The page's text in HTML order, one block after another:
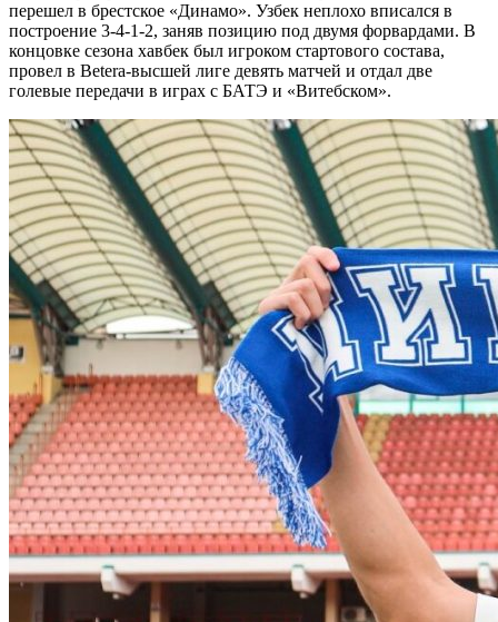
перешел в брестское «Динамо». Узбек неплохо вписался в
построение 3-4-1-2, заняв позицию под двумя форвардами. В
концовке сезона хавбек был игроком стартового состава,
провел в Betera-высшей лиге девять матчей и отдал две
голевые передачи в играх с БАТЭ и «Витебском».